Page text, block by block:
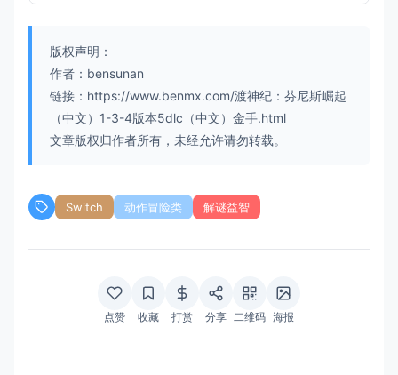
版权声明：
作者：bensunan
链接：https://www.benmx.com/渡神纪：芬尼斯崛起
（中文）1-3-4版本5dlc（中文）金手.html
文章版权归作者所有，未经允许请勿转载。
Switch 动作冒险类 解谜益智
点赞 收藏 打赏 分享 二维码 海报